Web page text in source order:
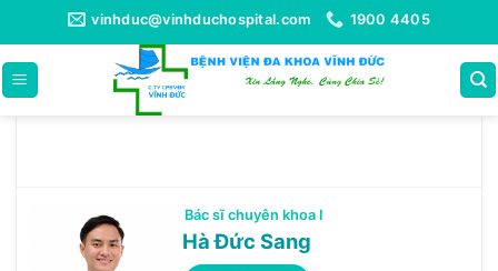
qua
nội
dung
vinhduc@vinhduchospital.com 1900 4405
Bác sĩ chuyên khoa I
Hà Đức Sang